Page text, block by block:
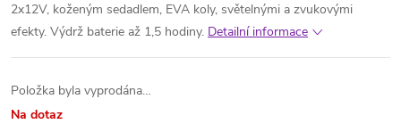
2x12V, koženým sedadlem, EVA koly, světelnými a zvukovými
efekty. Výdrž baterie až 1,5 hodiny. Detailní informace
Položka byla vyprodána…
Na dotaz